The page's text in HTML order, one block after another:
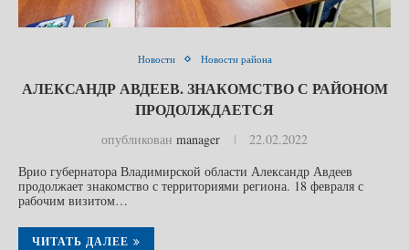
Новости Новости района
АЛЕКСАНДР АВДЕЕВ. ЗНАКОМСТВО С РАЙОНОМ
ПРОДОЛЖДАЕТСЯ
опубликован manager
22.02.2022
Врио губернатора Владимирской области Александр Авдеев
продолжает знакомство с территориями региона. 18 февраля с
рабочим визитом…
ЧИТАТЬ ДАЛЕЕ